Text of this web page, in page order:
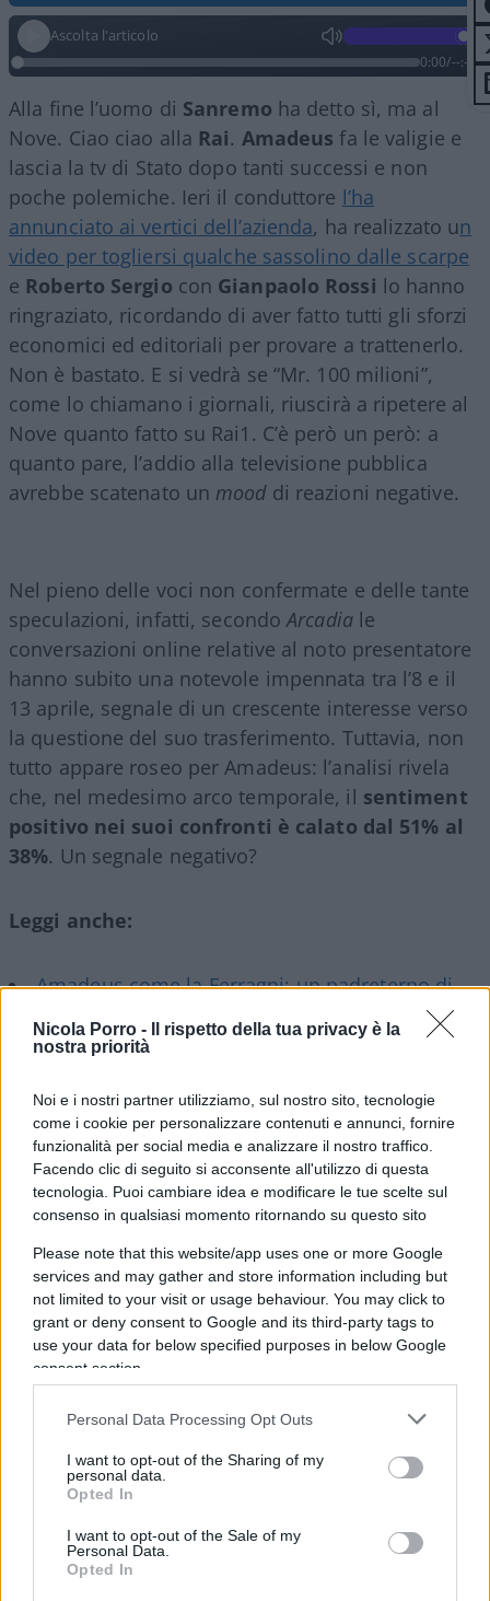
Nicola Porro -
Il rispetto della tua privacy è la
nostra priorità
Noi e i nostri partner utilizziamo, sul nostro sito, tecnologie
come i cookie per personalizzare contenuti e annunci, fornire
funzionalità per social media e analizzare il nostro traffico.
Facendo clic di seguito si acconsente all'utilizzo di questa
tecnologia. Puoi cambiare idea e modificare le tue scelte sul
consenso in qualsiasi momento ritornando su questo sito
Please note that this website/app uses one or more Google
services and may gather and store information including but
not limited to your visit or usage behaviour. You may click to
grant or deny consent to Google and its third-party tags to
use your data for below specified purposes in below Google
consent section.
Personal Data Processing Opt Outs
I want to opt-out of the Sharing of my
personal data.
Opted In
I want to opt-out of the Sale of my
Personal Data.
Opted In
Ascolta l'articolo
0:00/--:--
Alla fine l’uomo di Sanremo ha detto sì, ma al
Nove. Ciao ciao alla Rai. Amadeus fa le valigie e
lascia la tv di Stato dopo tanti successi e non
poche polemiche. Ieri il conduttore l’ha
annunciato ai vertici dell’azienda, ha realizzato un
video per togliersi qualche sassolino dalle scarpe
e Roberto Sergio con Gianpaolo Rossi lo hanno
ringraziato, ricordando di aver fatto tutti gli sforzi
economici ed editoriali per provare a trattenerlo.
Non è bastato. E si vedrà se “Mr. 100 milioni”,
come lo chiamano i giornali, riuscirà a ripetere al
Nove quanto fatto su Rai1. C’è però un però: a
quanto pare, l’addio alla televisione pubblica
avrebbe scatenato un mooddi reazioni negative.
Nel pieno delle voci non confermate e delle tante
speculazioni, infatti, secondoArcadiale
conversazioni online relative al noto presentatore
hanno subito una notevole impennata tra l’8 e il
13 aprile, segnale di un crescente interesse verso
la questione del suo trasferimento. Tuttavia, non
tutto appare roseo per Amadeus: l’analisi rivela
che, nel medesimo arco temporale, il sentiment
positivo nei suoi confronti è calato dal 51% al
38%. Un segnale negativo?
Leggi anche:
Amadeus come la Ferragni: un padreterno di
Di certo gli ultimi giorni sono stati contrassegnati
da diverse tensioni e molti rumors, poi smentiti.
Secondo ilCorriere,Amadeus non avrebbe
apprezzato le speculazioni supresunte richieste
“per favorire i miei familiari o per escludere miei
passati collaboratori”, anche se le prime le fughe
di notizie hanno danneggiato più l’azienda che il
presentatore, parlando di pressioni e veleni
durante il festival di Sanremo.
Comunque, ormai è fatta. Il cambio di rotta alla
portare Ama nel porto del canaleNove
del gruppo
Warner Bros Discovery
le motivazioni che lo avrebbero spinto ad
accettare, anche la possibilità di trasferirsi a